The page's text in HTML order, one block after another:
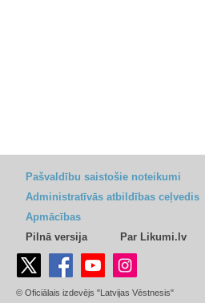
Pašvaldību saistošie noteikumi
Administratīvās atbildības ceļvedis
Apmācības
Pilnā versija
Par Likumi.lv
© Oficiālais izdevējs "Latvijas Vēstnesis"